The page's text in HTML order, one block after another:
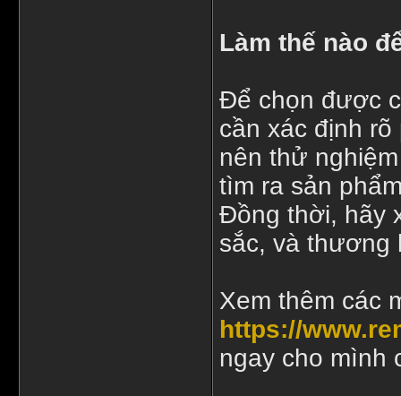
Làm thế nào
Để chọn được
cần xác định
nên thử
tìm ra sản
Đồng thời, hãy
sắc, và thương
Xem thêm các
https://
ngay cho mình